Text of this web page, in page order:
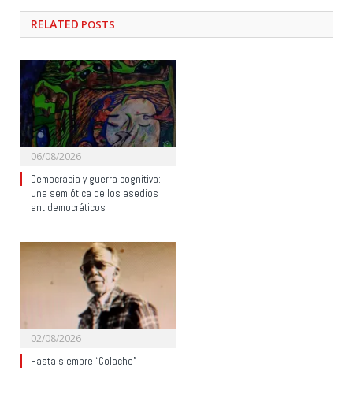
RELATED POSTS
06/08/2026
Democracia y guerra cognitiva:
una semiótica de los asedios
antidemocráticos
02/08/2026
Hasta siempre “Colacho”